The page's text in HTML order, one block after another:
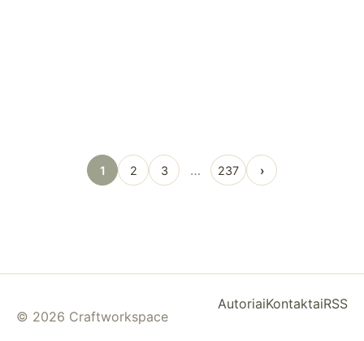
1 2 3 … 237 ›
© 2026 Craftworkspace
AutoriaiKontaktaiRSS